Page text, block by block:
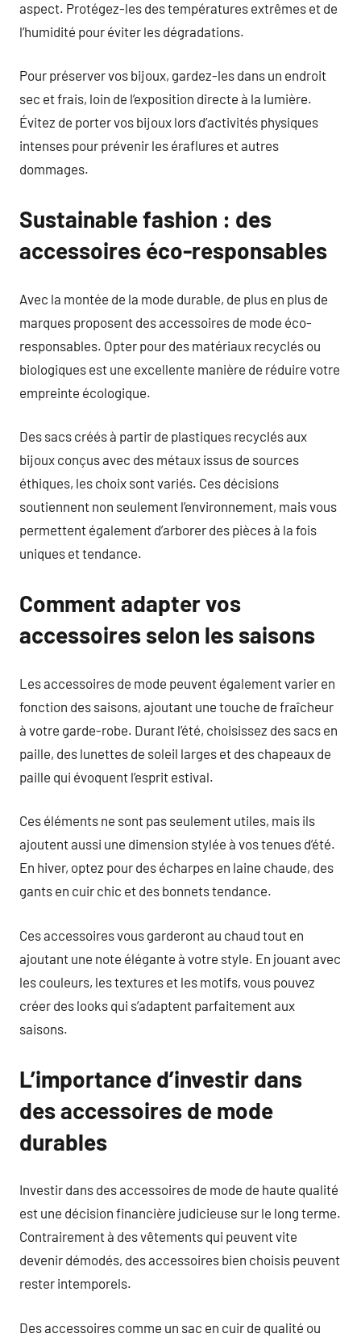
aspect. Protégez-les des températures extrêmes et de
l’humidité pour éviter les dégradations.
Pour préserver vos bijoux, gardez-les dans un endroit
sec et frais, loin de l’exposition directe à la lumière.
Évitez de porter vos bijoux lors d’activités physiques
intenses pour prévenir les éraflures et autres
dommages.
Sustainable fashion : des
accessoires éco-responsables
Avec la montée de la mode durable, de plus en plus de
marques proposent des accessoires de mode éco-
responsables. Opter pour des matériaux recyclés ou
biologiques est une excellente manière de réduire votre
empreinte écologique.
Des sacs créés à partir de plastiques recyclés aux
bijoux conçus avec des métaux issus de sources
éthiques, les choix sont variés. Ces décisions
soutiennent non seulement l’environnement, mais vous
permettent également d’arborer des pièces à la fois
uniques et tendance.
Comment adapter vos
accessoires selon les saisons
Les accessoires de mode peuvent également varier en
fonction des saisons, ajoutant une touche de fraîcheur
à votre garde-robe. Durant l’été, choisissez des sacs en
paille, des lunettes de soleil larges et des chapeaux de
paille qui évoquent l’esprit estival.
Ces éléments ne sont pas seulement utiles, mais ils
ajoutent aussi une dimension stylée à vos tenues d’été.
En hiver, optez pour des écharpes en laine chaude, des
gants en cuir chic et des bonnets tendance.
Ces accessoires vous garderont au chaud tout en
ajoutant une note élégante à votre style. En jouant avec
les couleurs, les textures et les motifs, vous pouvez
créer des looks qui s’adaptent parfaitement aux
saisons.
L’importance d’investir dans
des accessoires de mode
durables
Investir dans des accessoires de mode de haute qualité
est une décision financière judicieuse sur le long terme.
Contrairement à des vêtements qui peuvent vite
devenir démodés, des accessoires bien choisis peuvent
rester intemporels.
Des accessoires comme un sac en cuir de qualité ou